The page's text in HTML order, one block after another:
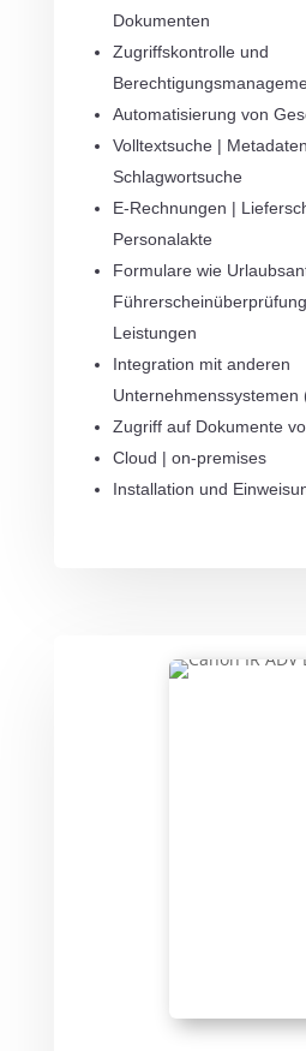
Dokumenten
Zugriffskontrolle und
Automatisierung von
Volltextsuche |
Schlagwortsuche
E-Rechnungen |
Personalakte
Formulare wie
Leistungen
Integration mit anderen
Unternehmenssystemen
Zugriff auf Dokumente
Cloud | on-premises
Installation und